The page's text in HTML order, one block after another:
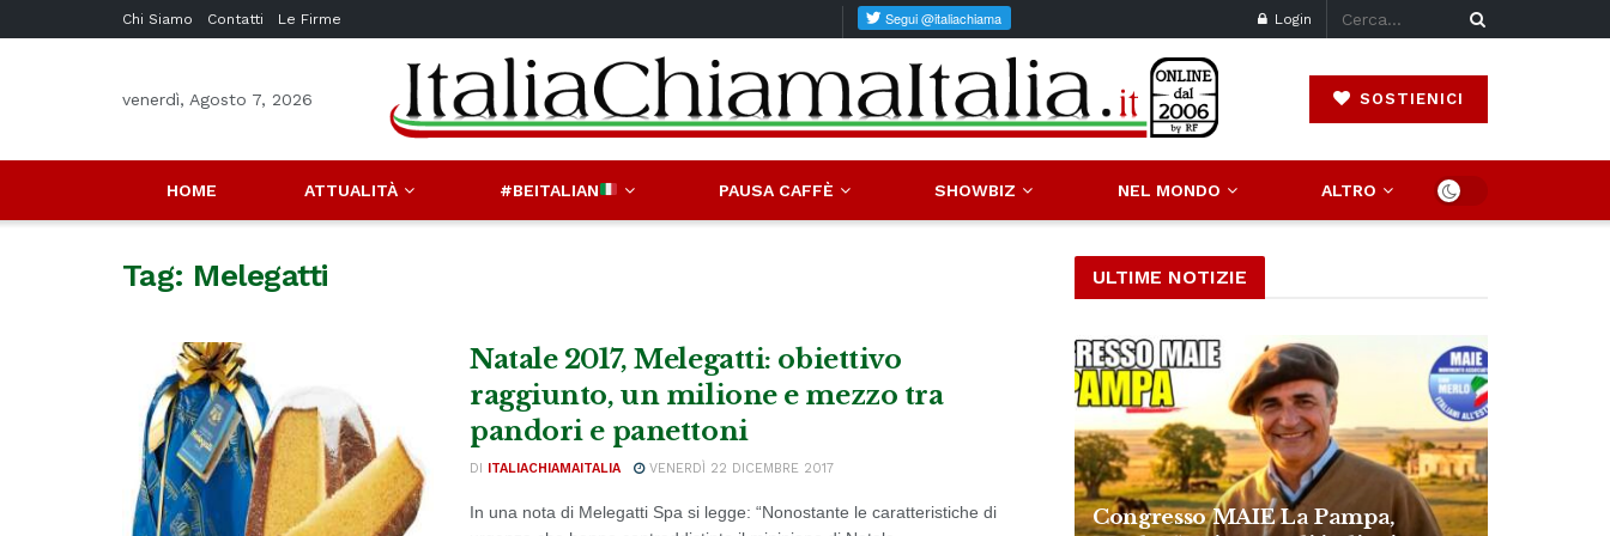
Chi Siamo Contatti Le Firme Login
venerdì, Agosto 7, 2026 SOSTIENICI
HOME ATTUALITÀ #BEITALIAN PAUSA CAFFÈ SHOWBIZ NEL MONDO ALTRO
Tag: Melegatti
Natale 2017, Melegatti: obiettivo
raggiunto, un milione e mezzo tra
pandori e panettoni
DI ITALIACHIAMAITALIA VENERDÌ 22 DICEMBRE 2017
In una nota di Melegatti Spa si legge: “Nonostante le caratteristiche di
ULTIME NOTIZIE
Congresso MAIE La Pampa,